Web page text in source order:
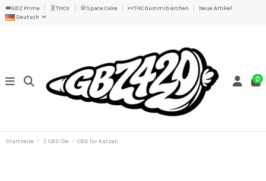
👑GBZ Prime 🧬THCX 🍪Space Cake 🍬THC Gummibärchen
Neue Artikel
Deutsch
0
Startseite 💧CBD Öle CBD für Katzen